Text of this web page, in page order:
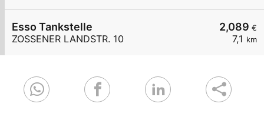
2,089 €
7,1 km
Esso Tankstelle
ZOSSENER LANDSTR. 10